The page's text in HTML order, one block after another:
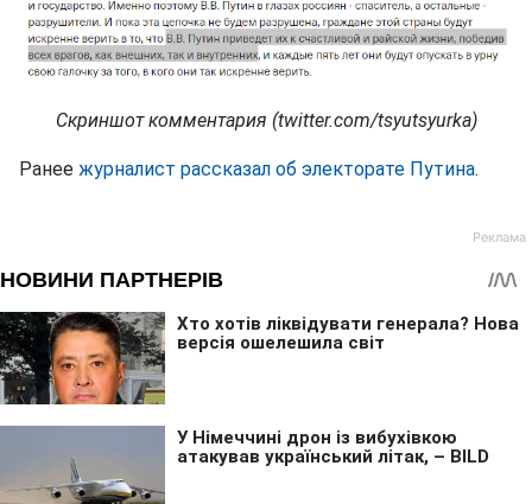
Скриншот комментария (twitter.com/tsyutsyurka)
Ранее журналист рассказал об электорате Путина.